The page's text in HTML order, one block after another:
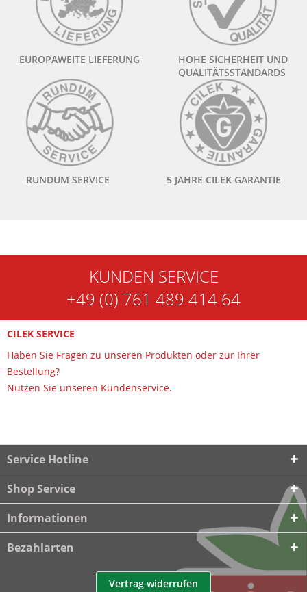
EUROPAWEITE LIEFERUNG
HOHE SICHERHEIT UND
QUALITÄTSSTANDARDS
RUNDUM SERVICE 5 JAHRE CILEK GARANTIE
KUNDEN SERVICE
+49 (0) 761 489 414 64
CILEK SERVICE
Haben Sie Fragen zu unseren Produkten oder zur Ihrer
Bestellung?
Nutzen Sie unseren Kundenservice.
Service Hotline
Shop Service
Informationen
Bezahlarten
Vertrag widerrufen